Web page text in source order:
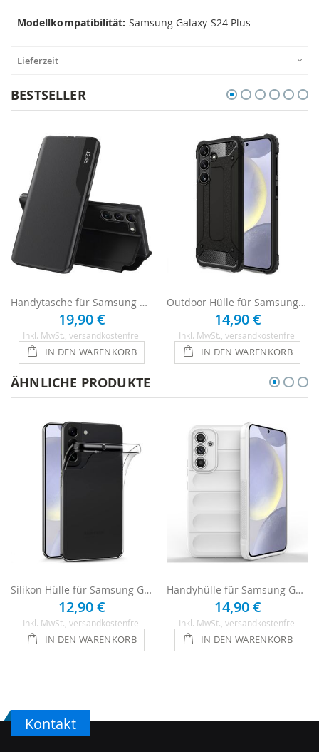
Modellkompatibilität: Samsung Galaxy S24 Plus
Lieferzeit
BESTSELLER
Handytasche für Samsung Galaxy S24 Plus - Schwarz
19,90 €
Inkl. MwSt. , versandkostenfrei
IN DEN WARENKORB
Outdoor Hülle für Samsung Galaxy S24 Plus - Schwarz
14,90 €
Inkl. MwSt. , versandkostenfrei
IN DEN WARENKORB
ÄHNLICHE PRODUKTE
Silikon Hülle für Samsung Galaxy S24 Plus - Transparent
12,90 €
Inkl. MwSt. , versandkostenfrei
IN DEN WARENKORB
Handyhülle für Samsung Galaxy S24 Plus Case - Weiß
14,90 €
Inkl. MwSt. , versandkostenfrei
IN DEN WARENKORB
Kontakt